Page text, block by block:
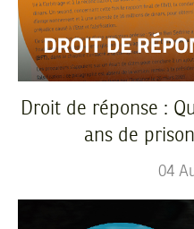
Droit de réponse :
ans de
04